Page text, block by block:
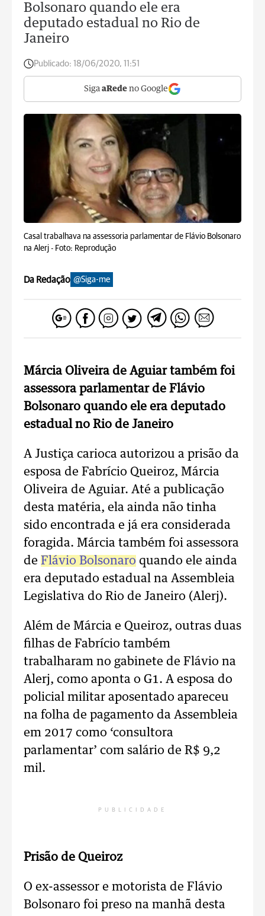
Bolsonaro quando ele era
deputado estadual no Rio de
Janeiro
Publicado: 18/06/2020, 11:51
Siga aRede no Google
Casal trabalhava na assessoria parlamentar de Flávio Bolsonaro
na Alerj - Foto: Reprodução
Da Redação @Siga-me
Márcia Oliveira de Aguiar também foi
assessora parlamentar de Flávio
Bolsonaro quando ele era deputado
estadual no Rio de Janeiro
A Justiça carioca autorizou a prisão da
esposa de Fabrício Queiroz, Márcia
Oliveira de Aguiar. Até a publicação
desta matéria, ela ainda não tinha
sido encontrada e já era considerada
foragida. Márcia também foi assessora
de Flávio Bolsonaro quando ele ainda
era deputado estadual na Assembleia
Legislativa do Rio de Janeiro (Alerj).
Além de Márcia e Queiroz, outras duas
filhas de Fabrício também
trabalharam no gabinete de Flávio na
Alerj, como aponta o G1. A esposa do
policial militar aposentado apareceu
na folha de pagamento da Assembleia
em 2017 como ‘consultora
parlamentar’ com salário de R$ 9,2
mil.
PUBLICIDADE
Prisão de Queiroz
O ex-assessor e motorista de Flávio
Bolsonaro foi preso na manhã desta